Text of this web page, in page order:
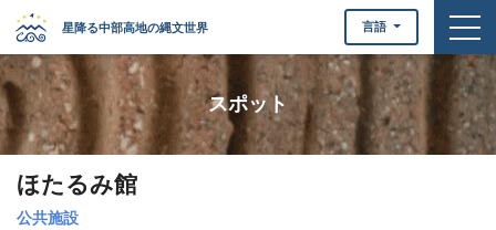
星降る中部高地の縄文世界 言語
スポット
ほたるみ館
公共施設